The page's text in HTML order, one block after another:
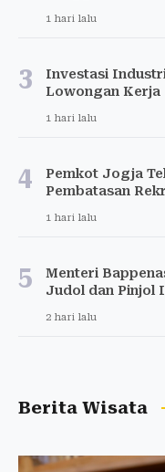
1 hari lalu
3
Investasi
Lowongan Kerja
1 hari lalu
4
Pemkot Jogja
Pembatasan
1 hari lalu
5
Menteri
Judol dan Pinjol
2 hari lalu
Berita Wisata